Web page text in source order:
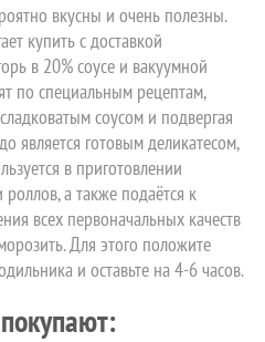
вкусны и очень полезны.
купить с доставкой
в 20% соусе и вакуумной
по специальным рецептам,
соусом и подвергая
является готовым деликатесом,
в приготовлении
а также подаётся к
всех первоначальных качеств
Для этого положите
и оставьте на 4-6 часов.